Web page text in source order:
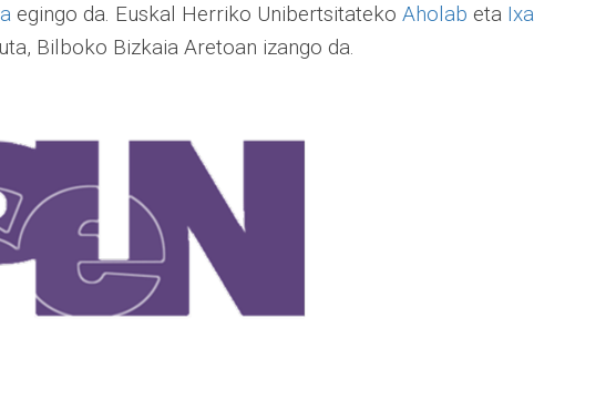
egingo da. Euskal Herriko Unibertsitateko Aholab eta Ixa
Bilboko Bizkaia Aretoan izango da.